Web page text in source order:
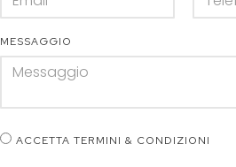
MESSAGGIO
ACCETTA TERMINI & CONDIZIONI